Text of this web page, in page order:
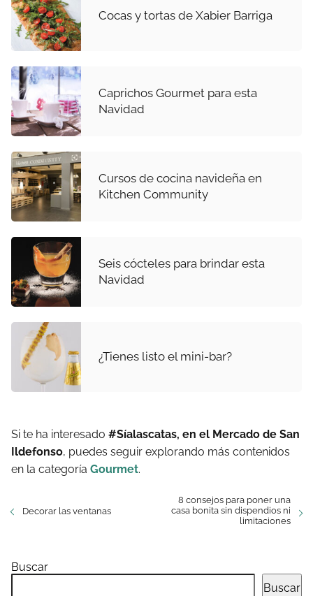
Cocas y tortas de Xabier Barriga
Caprichos Gourmet para esta
Navidad
Cursos de cocina navideña en
Kitchen Community
Seis cócteles para brindar esta
Navidad
¿Tienes listo el mini-bar?
Si te ha interesado #Síalascatas, en el Mercado de San
Ildefonso, puedes seguir explorando más contenidos
en la categoría Gourmet.
Decorar las ventanas
8 consejos para poner una
casa bonita sin dispendios ni
limitaciones
Buscar
Buscar